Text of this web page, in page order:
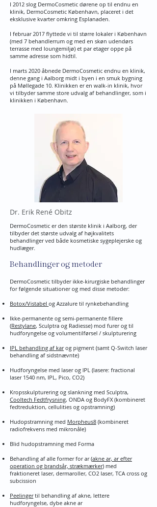
I 2012 slog DermoCosmetic dørene op til endnu en
klinik, DermoCosmetic København, placeret i det
eksklusive kvarter omkring Esplanaden.
I februar 2017 flyttede vi til større lokaler i København
(med 7 behandlerrum og med en skøn udendørs
terrasse med loungemiljø) et par etager oppe på
samme adresse som hidtil.
I marts 2020 åbnede DermoCosmetic endnu en klinik,
denne gang i Aalborg midt i byen i en smuk bygning
på Møllegade 10. Klinikken er en walk-in klinik, hvor
vi tilbyder samme store udvalg af behandlinger, som i
klinikken i København.
Dr. Erik René Obitz
DermoCosmetic er den største klinik i Aalborg, der
tilbyder det største udvalg af højkvalitets
behandlinger ved både kosmetiske sygeplejerske og
hudlæger.
Behandlinger og metoder
DermoCosmetic tilbyder ikke-kirurgiske behandlinger
for følgende situationer og med disse metoder:
Botox/Vistabel og Azzalure til rynkebehandling
Ikke-permanente og semi-permanente fillere
(Restylane, Sculptra og Radiesse) mod furer og til
hudforyngelse og volumentilførsel / skulpturering
IPL behandling af karog pigment (samt Q-Switch laser
behandling af sidstnævnte)
Hudforyngelse med laser og IPL (lasere: fractional
laser 1540 nm, IPL, Pico, CO2)
Kropsskulpturering og slankning med Sculptra,
Cooltech Fedtfrysning, ONDA og BodyFX (kombineret
fedtreduktion, cellulities og opstramning)
Hudopstramning med Morpheus8 (kombineret
radiofrekvens med mikronåle)
Blid hudopstramning med Forma
Behandling af alle former for ar (akne ar, ar efter
operation og brandsår, strækmærker) med
fraktioneret laser, dermaroller, CO2 laser, TCA cross og
subcission
Peelingertil behandling af akne, lettere
hudforyngelse, dybe akne ar